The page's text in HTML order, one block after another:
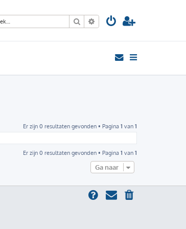
Zoek Uitgebreid zoeken
Er zijn 0 resultaten gevonden • Pagina 1 van 1
Er zijn 0 resultaten gevonden • Pagina 1 van 1
Ga naar